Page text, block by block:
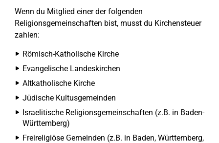
Wenn du Mitglied einer der folgenden
Religionsgemeinschaften bist, musst du Kirchensteuer
zahlen:
Römisch-Katholische Kirche
Evangelische Landeskirchen
Altkatholische Kirche
Jüdische Kultusgemeinden
Israelitische Religionsgemeinschaften (z.B. in Baden-
Württemberg)
Freireligiöse Gemeinden (z.B. in Baden, Württemberg,